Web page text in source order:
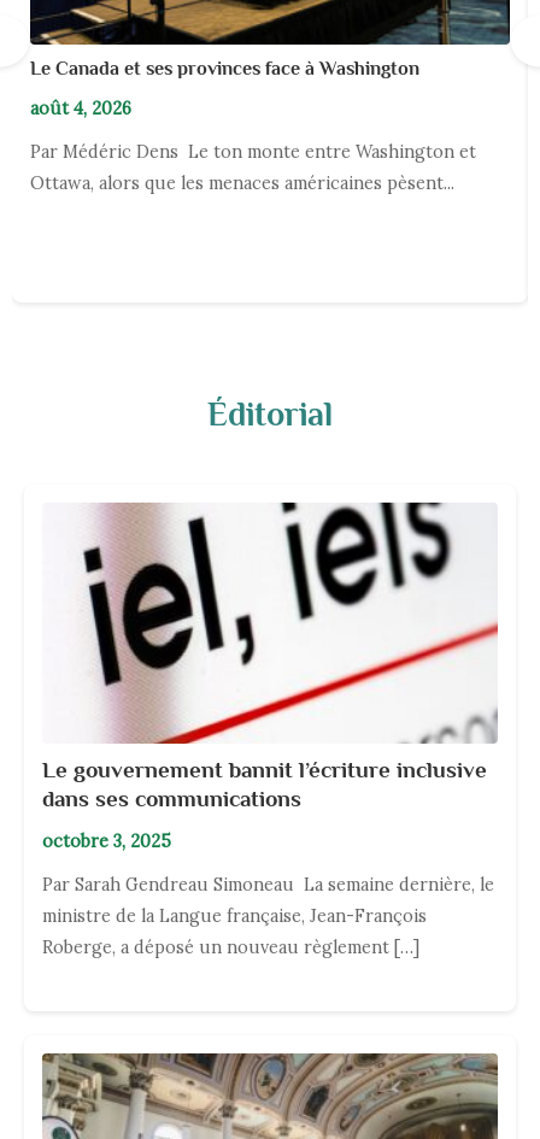
Le Canada et ses provinces face à Washington
août 4, 2026
Par Médéric Dens Le ton monte entre Washington et
Ottawa, alors que les menaces américaines pèsent...
Éditorial
Le gouvernement bannit l’écriture inclusive
dans ses communications
octobre 3, 2025
Par Sarah Gendreau Simoneau La semaine dernière, le
ministre de la Langue française, Jean-François
Roberge, a déposé un nouveau règlement […]